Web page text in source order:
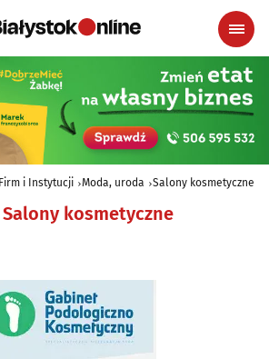
i Instytucji Moda, uroda Salony kosmetyczne
Salony kosmetyczne